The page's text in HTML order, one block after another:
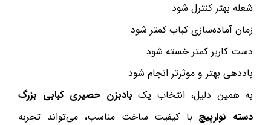
شعله بهتر کنترل شود
زمان آماده‌سازی کباب کمتر شود
دست کاربر کمتر خسته شود
باددهی بهتر و موثرتر انجام شود
به همین دلیل، انتخاب یک بادبزن حصیری کبابی بزرگ
دسته نوارپیچ با کیفیت ساخت مناسب، می‌تواند تجربه